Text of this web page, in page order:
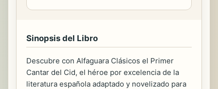
Sinopsis del Libro
Descubre con Alfaguara Clásicos el Primer
Cantar del Cid, el héroe por excelencia de la
literatura española adaptado y novelizado para